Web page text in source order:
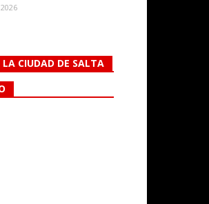
CIUDAD DE SALTA